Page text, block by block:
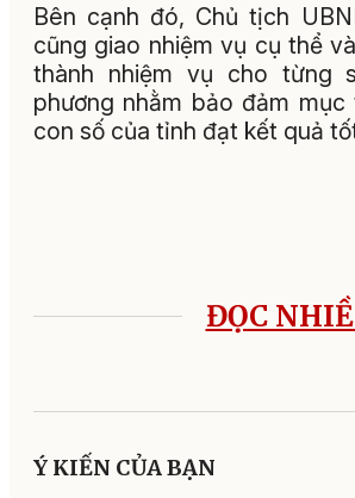
Bên cạnh đó, Chủ tịch
cũng giao nhiệm vụ cụ thể
thành nhiệm vụ cho từng
phương nhằm bảo đảm
con số của tỉnh đạt kết quả
ĐỌC
Ý KIẾN CỦA BẠN